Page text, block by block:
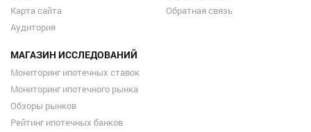
Карта сайта
Аудитория
Обратная связь
МАГАЗИН ИССЛЕДОВАНИЙ
Мониторинг ипотечных ставок
Мониторинг ипотечного рынка
Обзоры рынков
Рейтинг ипотечных банков